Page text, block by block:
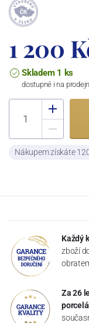
1 200
Skladem 1 ks
dostupné i na
Nákupem získáte
Každý
zboží
Za 26